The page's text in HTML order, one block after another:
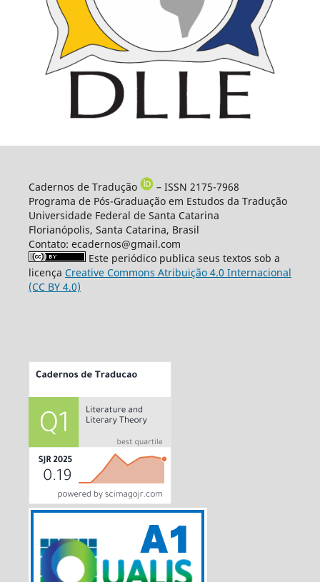
Cadernos de Tradução
– ISSN 2175-7968
Programa de Pós-Graduação em Estudos da Tradução
Universidade Federal de Santa Catarina
Florianópolis, Santa Catarina, Brasil
Contato: ecadernos@gmail.com
Este periódico publica seus textos sob a
licença Creative Commons Atribuição 4.0 Internacional
(CC BY 4.0)